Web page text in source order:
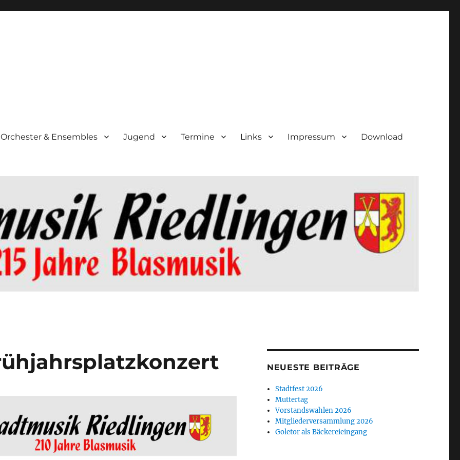
Orchester & Ensembles Jugend Termine Links Impressum Download
NEUESTE BEITRÄGE
Stadtfest 2026
Muttertag
Vorstandswahlen 2026
Mitgliederversammlung 2026
Goletor als Bäckereieingang